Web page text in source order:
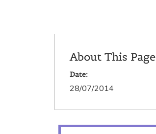
About This Page
Date:
28/07/2014